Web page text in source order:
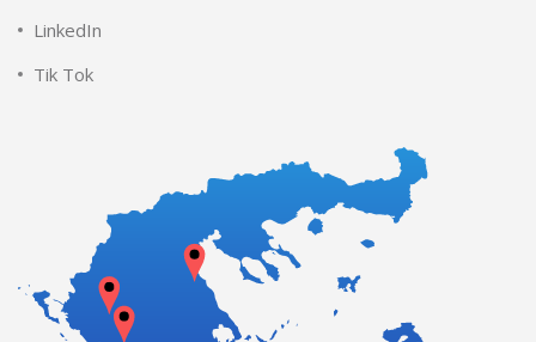
LinkedIn
Tik Tok